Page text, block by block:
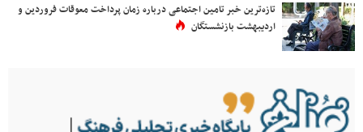
تازه‌ترین خبر تامین اجتماعی درباره زمان پرداخت معوقات فروردین و
اردیبهشت بازنشستگان